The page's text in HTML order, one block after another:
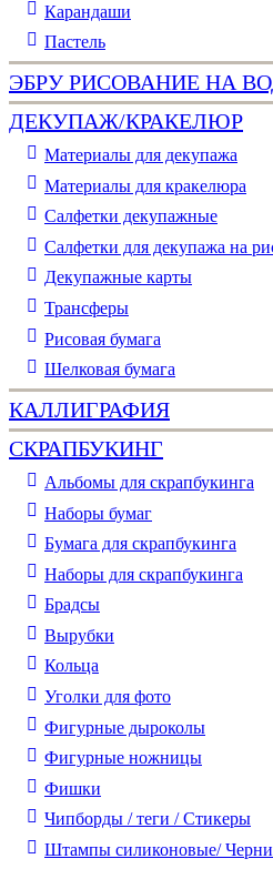
Карандаши
Пастель
ЭБРУ РИСОВАНИЕ НА
ДЕКУПАЖ/КРАКЕЛЮР
Материалы для декупажа
Материалы для кракелюра
Cалфетки декупажные
Салфетки для декупажа на
Декупажные карты
Трансферы
Рисовая бумага
Шелковая бумага
КАЛЛИГРАФИЯ
СКРАПБУКИНГ
Альбомы для скрапбукинга
Наборы бумаг
Бумага для скрапбукинга
Наборы для скрапбукинга
Брадсы
Вырубки
Кольца
Уголки для фото
Фигурные дыроколы
Фигурные ножницы
Фишки
Чипборды / теги / Стикеры
Штампы силиконовые/